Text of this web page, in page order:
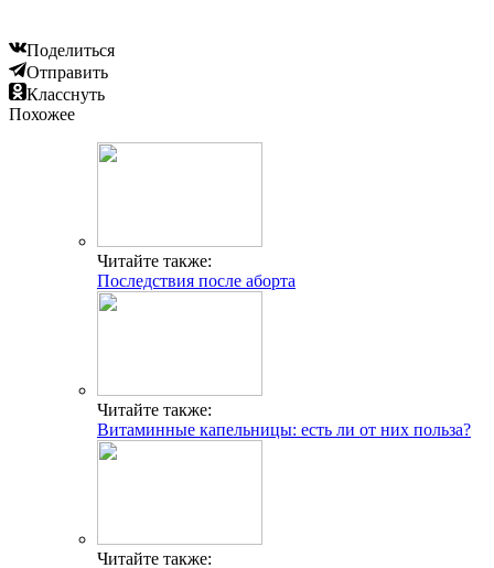
Поделиться
Отправить
Класснуть
Похожее
Читайте также:
Последствия после аборта
Читайте также:
Витаминные капельницы: есть ли от них польза?
Читайте также: